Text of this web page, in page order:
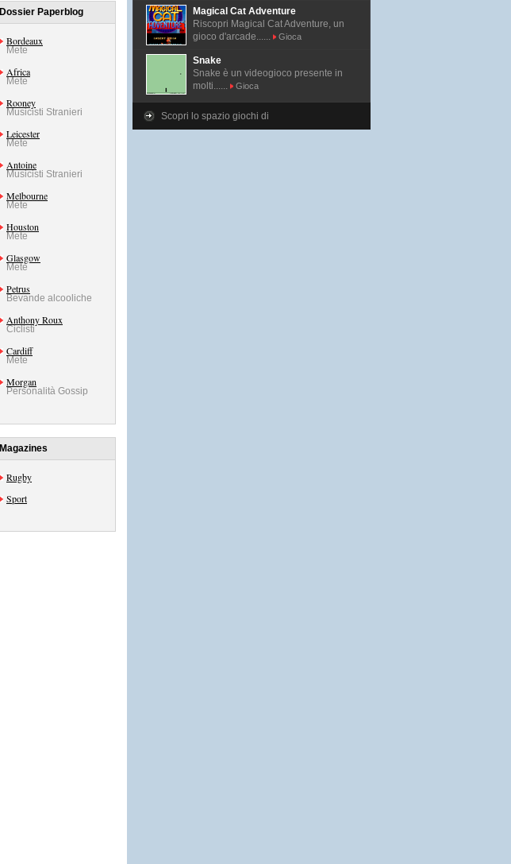
Dossier Paperblog
Bordeaux
Mete
Africa
Mete
Rooney
Musicisti Stranieri
Leicester
Mete
Antoine
Musicisti Stranieri
Melbourne
Mete
Houston
Mete
Glasgow
Mete
Petrus
Bevande alcooliche
Anthony Roux
Ciclisti
Cardiff
Mete
Morgan
Personalità Gossip
Magazines
Rugby
Sport
Magical Cat Adventure
Riscopri Magical Cat Adventure, un
gioco d'arcade......
Gioca
Snake
Snake è un videogioco presente in
molti......
Gioca
Scopri lo spazio giochi di